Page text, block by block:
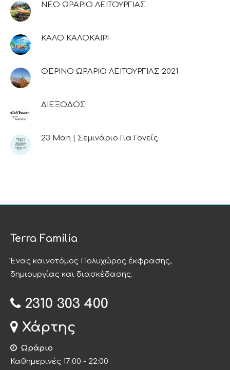
ΝΕΟ ΩΡΑΡΙΟ ΛΕΙΤΟΥΡΓΙΑΣ
ΚΑΛΟ ΚΑΛΟΚΑΙΡΙ
ΘΕΡΙΝΟ ΩΡΑΡΙΟ ΛΕΙΤΟΥΡΓΙΑΣ 2021
ΔΙΕΞΟΔΟΣ
23 Μαη | Σεμινάριο Για Γονείς
Terra Familia
Ένας καινοτόμος Πολυχώρος έκφρασης,
δημιουργίας και διασκέδασης.
2310 303 400
Χάρτης
Ωράριο
Καθημερινές 17:00 - 22:00